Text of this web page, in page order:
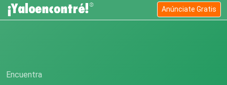
Anúnciate Gratis
Encuentra